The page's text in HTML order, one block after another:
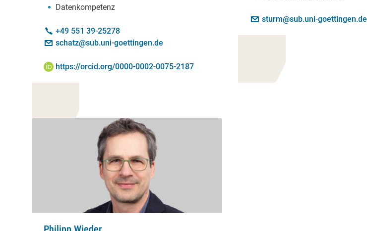
Datenkompetenz
Kontakt:
Telefon:
+49 551 39-25278
E-Mail:
schatz@sub.uni-goettingen.de
ORCID iD:
https://orcid.org/0000-0002-0075-2187
Kontakt:
E-Mail:
sturm@sub.uni-goettingen.de